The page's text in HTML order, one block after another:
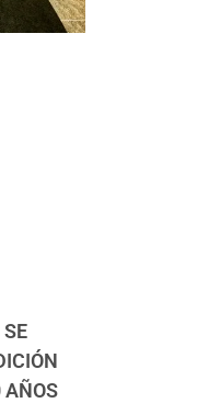
AÑOS